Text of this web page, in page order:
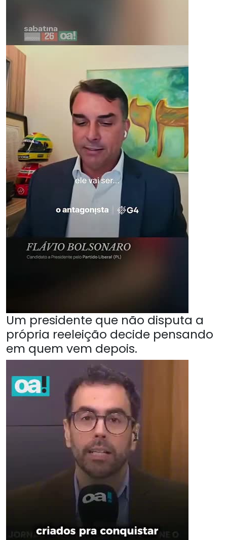
Um presidente que não disputa a
própria reeleição decide pensando
em quem vem depois.